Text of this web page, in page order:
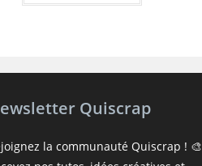
Quiscrap
la communauté Quiscrap ! 🎨